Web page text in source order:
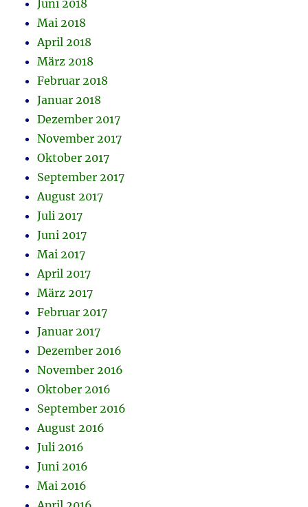
Juni 2018
Mai 2018
April 2018
März 2018
Februar 2018
Januar 2018
Dezember 2017
November 2017
Oktober 2017
September 2017
August 2017
Juli 2017
Juni 2017
Mai 2017
April 2017
März 2017
Februar 2017
Januar 2017
Dezember 2016
November 2016
Oktober 2016
September 2016
August 2016
Juli 2016
Juni 2016
Mai 2016